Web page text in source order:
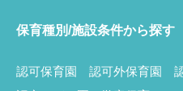
保育種別/施設条件から探す
認可保育園 認可外保育園